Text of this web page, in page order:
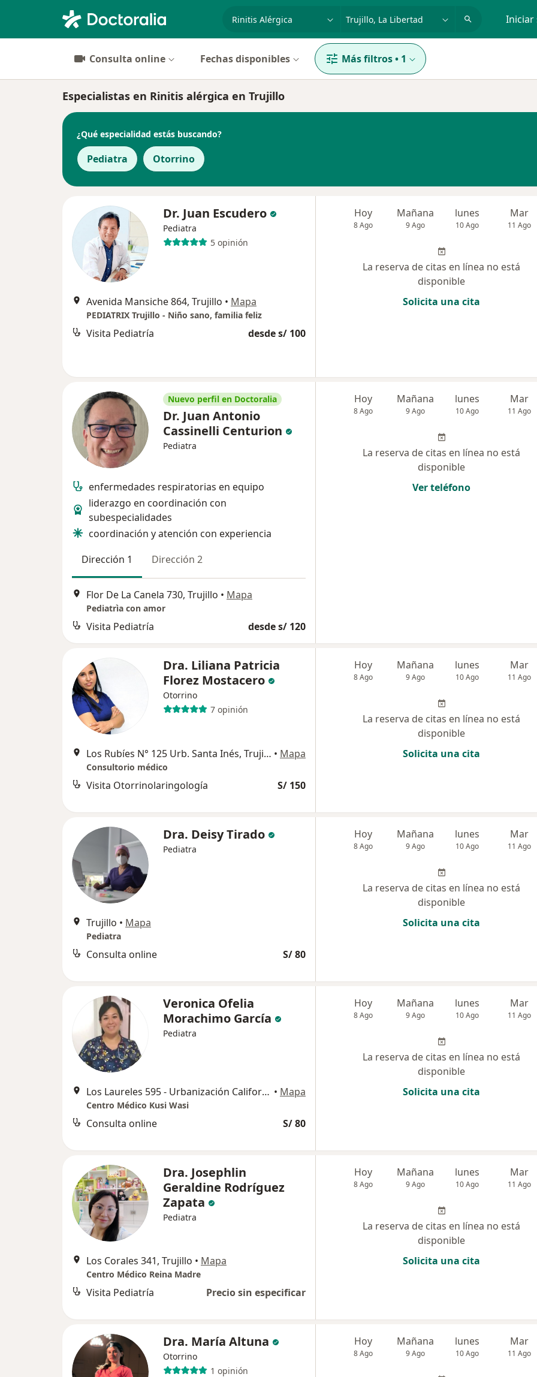
especialidad, enfermedad o nombre Iniciar
Consulta online Fechas disponibles Más filtros• 1
Especialistas en Rinitis alérgica en Trujillo
¿Qué especialidad estás buscando?
Pediatra Otorrino
Dr. Juan Escudero
Pediatra
5 opinión
Avenida Mansiche 864, Trujillo • Mapa
PEDIATRIX Trujillo - Niño sano, familia feliz
Visita Pediatría desde s/ 100
Hoy
8 Ago
Mañana
9 Ago
lunes
10 Ago
Mar
11 Ago
La reserva de citas en línea no está
disponible
Solicita una cita
Nuevo perfil en Doctoralia
Dr. Juan Antonio
Cassinelli Centurion
Pediatra
enfermedades respiratorias en equipo
liderazgo en coordinación con
subespecialidades
coordinación y atención con experiencia
Dirección 1
Dirección 2
Flor De La Canela 730, Trujillo • Mapa
Pediatrìa con amor
Visita Pediatría desde s/ 120
Hoy
8 Ago
Mañana
9 Ago
lunes
10 Ago
Mar
11 Ago
La reserva de citas en línea no está
disponible
Ver teléfono
Dra. Liliana Patricia
Florez Mostacero
Otorrino
7 opinión
Los Rubíes N° 125 Urb. Santa Inés, Trujillo • Mapa
Consultorio médico
Visita Otorrinolaringología S/ 150
Hoy
8 Ago
Mañana
9 Ago
lunes
10 Ago
Mar
11 Ago
La reserva de citas en línea no está
disponible
Solicita una cita
Dra. Deisy Tirado
Pediatra
Trujillo • Mapa
Pediatra
Consulta online S/ 80
Hoy
8 Ago
Mañana
9 Ago
lunes
10 Ago
Mar
11 Ago
La reserva de citas en línea no está
disponible
Solicita una cita
Veronica Ofelia
Morachimo García
Pediatra
Los Laureles 595 - Urbanización California, Trujillo • Mapa
Centro Médico Kusi Wasi
Consulta online S/ 80
Hoy
8 Ago
Mañana
9 Ago
lunes
10 Ago
Mar
11 Ago
La reserva de citas en línea no está
disponible
Solicita una cita
Dra. Josephlin
Geraldine Rodríguez
Zapata
Pediatra
Los Corales 341, Trujillo • Mapa
Centro Médico Reina Madre
Visita Pediatría Precio sin especificar
Hoy
8 Ago
Mañana
9 Ago
lunes
10 Ago
Mar
11 Ago
La reserva de citas en línea no está
disponible
Solicita una cita
Dra. María Altuna
Otorrino
1 opinión
Hoy
8 Ago
Mañana
9 Ago
lunes
10 Ago
Mar
11 Ago